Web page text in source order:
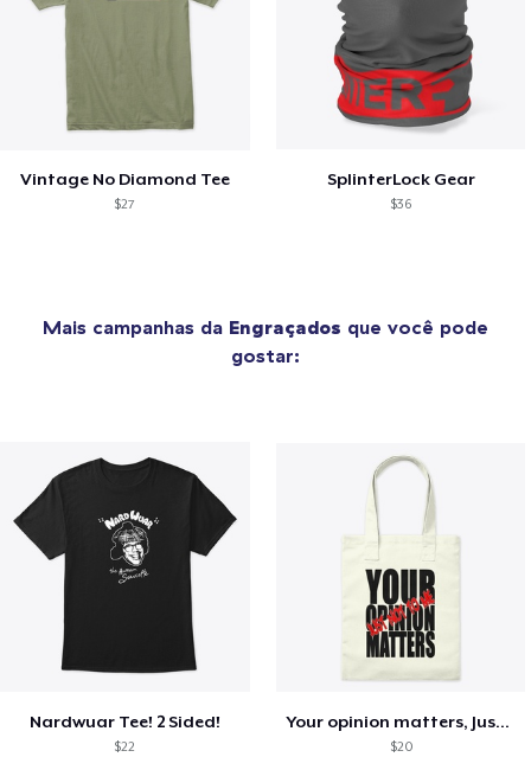
Vintage No Diamond Tee
$27
SplinterLock Gear
$36
Mais campanhas da Engraçados que você pode
gostar:
Nardwuar Tee! 2 Sided!
$22
Your opinion matters, Just not to me!
$20